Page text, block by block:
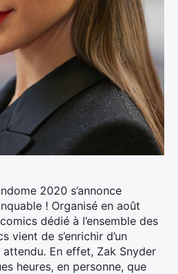
2020 s’annonce
! Organisé en août
dédié à l’ensemble des
vient de s’enrichir d’un
En effet, Zak Snyder
heures, en personne, que